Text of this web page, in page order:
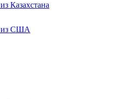
Казахстана
из США